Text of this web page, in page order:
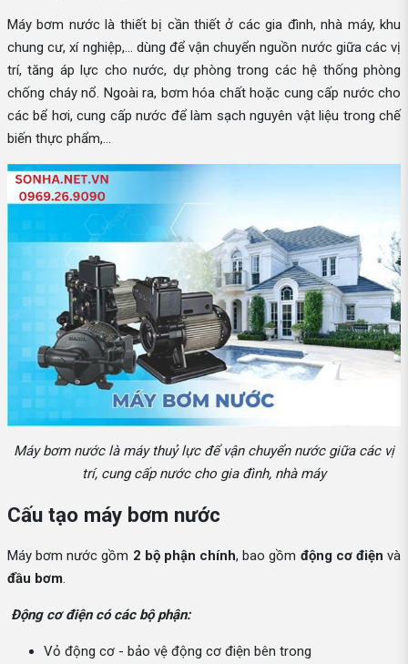
Máy bơm nước là thiết bị cần thiết ở các gia đình, nhà máy, khu
chung cư, xí nghiệp,... dùng để vận chuyển nguồn nước giữa các vị
trí, tăng áp lực cho nước, dự phòng trong các hệ thống phòng
chống cháy nổ. Ngoài ra, bơm hóa chất hoặc cung cấp nước cho
các bể hơi, cung cấp nước để làm sạch nguyên vật liệu trong chế
biến thực phẩm,...
Máy bơm nước là máy thuỷ lực để vận chuyển nước giữa các vị
trí, cung cấp nước cho gia đình, nhà máy
Cấu tạo máy bơm nước
Máy bơm nước gồm 2 bộ phận chính, bao gồm động cơ điện và
đầu bơm
Động cơ điện có các bộ phận:
Vỏ động cơ - bảo vệ động cơ điện bên trong